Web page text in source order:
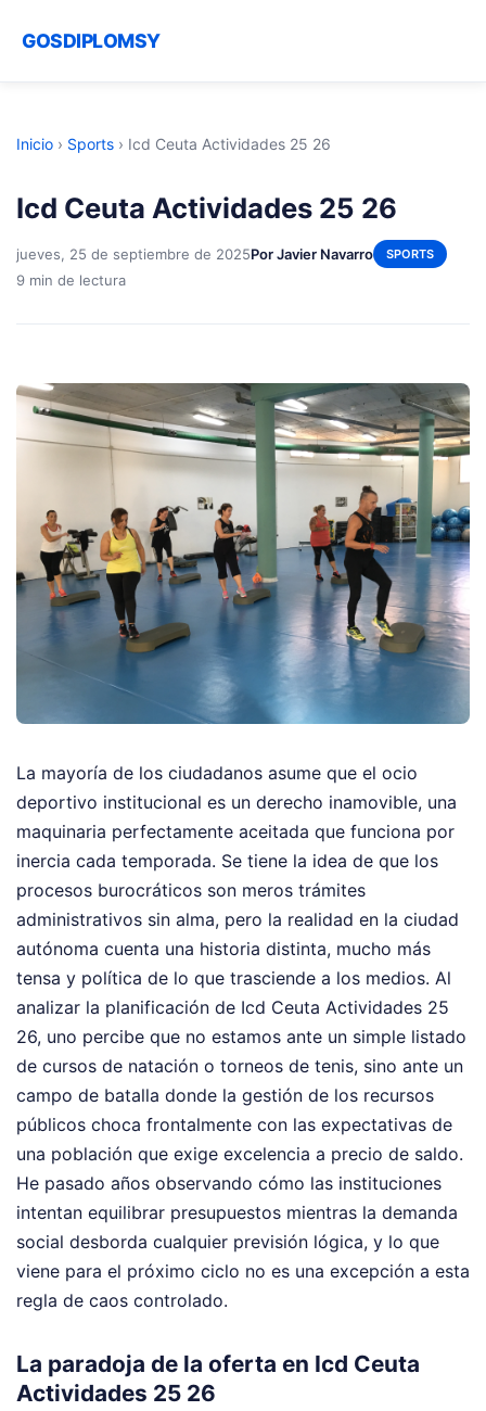
GOSDIPLOMSY
Inicio › Sports › Icd Ceuta Actividades 25 26
Icd Ceuta Actividades 25 26
jueves, 25 de septiembre de 2025Por Javier Navarro SPORTS
9 min de lectura
La mayoría de los ciudadanos asume que el ocio
deportivo institucional es un derecho inamovible, una
maquinaria perfectamente aceitada que funciona por
inercia cada temporada. Se tiene la idea de que los
procesos burocráticos son meros trámites
administrativos sin alma, pero la realidad en la ciudad
autónoma cuenta una historia distinta, mucho más
tensa y política de lo que trasciende a los medios. Al
analizar la planificación de Icd Ceuta Actividades 25
26, uno percibe que no estamos ante un simple listado
de cursos de natación o torneos de tenis, sino ante un
campo de batalla donde la gestión de los recursos
públicos choca frontalmente con las expectativas de
una población que exige excelencia a precio de saldo.
He pasado años observando cómo las instituciones
intentan equilibrar presupuestos mientras la demanda
social desborda cualquier previsión lógica, y lo que
viene para el próximo ciclo no es una excepción a esta
regla de caos controlado.
La paradoja de la oferta en Icd Ceuta
Actividades 25 26